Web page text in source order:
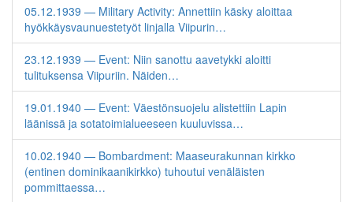
05.12.1939 — Military Activity: Annettiin käsky aloittaa
hyökkäysvaunuestetyöt linjalla Viipurin…
23.12.1939 — Event: Niin sanottu aavetykki aloitti
tulituksensa Viipuriin. Näiden…
19.01.1940 — Event: Väestönsuojelu alistettiin Lapin
läänissä ja sotatoimialueeseen kuuluvissa…
10.02.1940 — Bombardment: Maaseurakunnan kirkko
(entinen dominikaanikirkko) tuhoutui venäläisten
pommittaessa…